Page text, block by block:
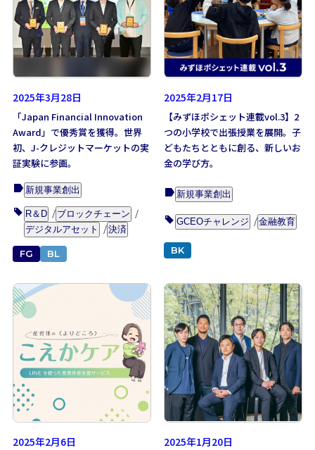
2025年3月28日
「Japan Financial Innovation
Award」で優秀賞を獲得。世界
初、J-クレジットマーケットの実
証実験に参画。
新規事業創出
R＆D
ブロックチェーン
デジタルアセット
決済
FG BL
2025年2月17日
【みずほポシェット連載vol.3】2
つの小学校で出張授業を展開。子
どもたちとともに創る、新しいお
金の学び方。
新規事業創出
GCEOチャレンジ 金融教育
BK
2025年2月6日 2025年1月20日